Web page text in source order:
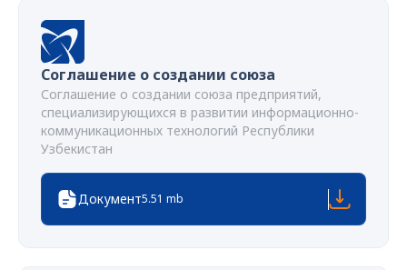
Соглашение о создании союза
Соглашение о создании союза предприятий,
специализирующихся в развитии информационно-
коммуникационных технологий Республики
Узбекистан
Документ5.51 mb